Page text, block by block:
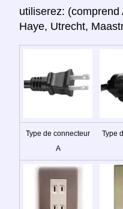
utiliserez:
Haye, Utrecht,
Type de connecteur
A
Type